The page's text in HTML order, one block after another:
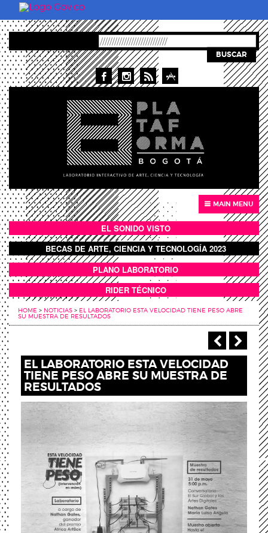
Pasar al contenido principal
BUSCAR
MAIN MENU
BOTÓN SONIDO VISTO
EL SONIDO VISTO
BOTON DOMO LLENO
BECAS DE ARTE, CIENCIA Y TECNOLOGÍA 2023
ANEXOS
PLANO LABORATORIO
RIDER TÉCNICO
HOME > NOTICIAS > EL LABORATORIO ESTA VELOCIDAD TIENE PESO ABRE
SU MUESTRA DE RESULTADOS
‹
EL LABORATORIO ESTA VELOCIDAD
TIENE PESO ABRE SU MUESTRA DE
RESULTADOS